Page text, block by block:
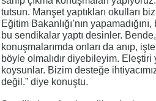
tutsun. Manşet yaptıkları okulları
Eğitim Bakanlığı’nın
bu sendikalar yaptı desinler.
konuşmalarımda onları da anıp,
böyle olmalıdır diyebileyim. Eleştiri
koysunlar. Bizim desteğe
değil.” diye konuştu.